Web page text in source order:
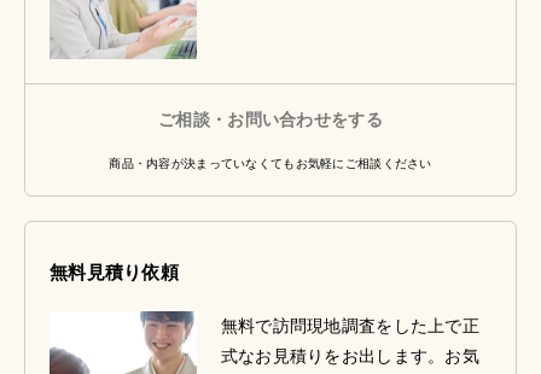
ご相談・お問い合わせをする
商品・内容が決まっていなくてもお気軽にご相談ください
無料見積り依頼
無料で訪問現地調査をした上で正
式なお見積りをお出します。お気